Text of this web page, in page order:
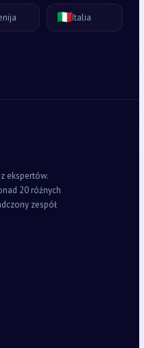
🇮🇹Italia
ekspertów.
20 różnych
zespół